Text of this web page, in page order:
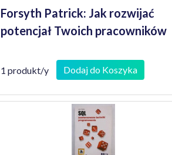
Forsyth Patrick: Jak rozwijać
potencjał Twoich pracowników
1 produkt/y Dodaj do Koszyka